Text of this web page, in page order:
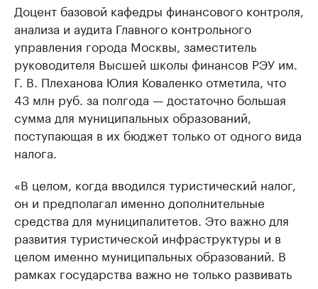
Доцент базовой кафедры финансового контроля,
анализа и аудита Главного контрольного
управления города Москвы, заместитель
руководителя Высшей школы финансов РЭУ им.
Г. В. Плеханова Юлия Коваленко отметила, что
43 млн руб. за полгода — достаточно большая
сумма для муниципальных образований,
поступающая в их бюджет только от одного вида
налога.
«В целом, когда вводился туристический налог,
он и предполагал именно дополнительные
средства для муниципалитетов. Это важно для
развития туристической инфраструктуры и в
целом именно муниципальных образований. В
рамках государства важно не только развивать